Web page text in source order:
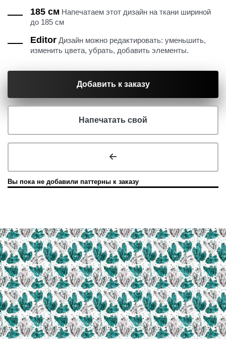
185 см Напечатаем этот дизайн на ткани шириной
до 185 см
Editor Дизайн можно редактировать: уменьшить,
изменить цвета, убрать, добавить элементы.
Добавить к заказу
Напечатать свой
Вы пока не добавили паттерны к заказу